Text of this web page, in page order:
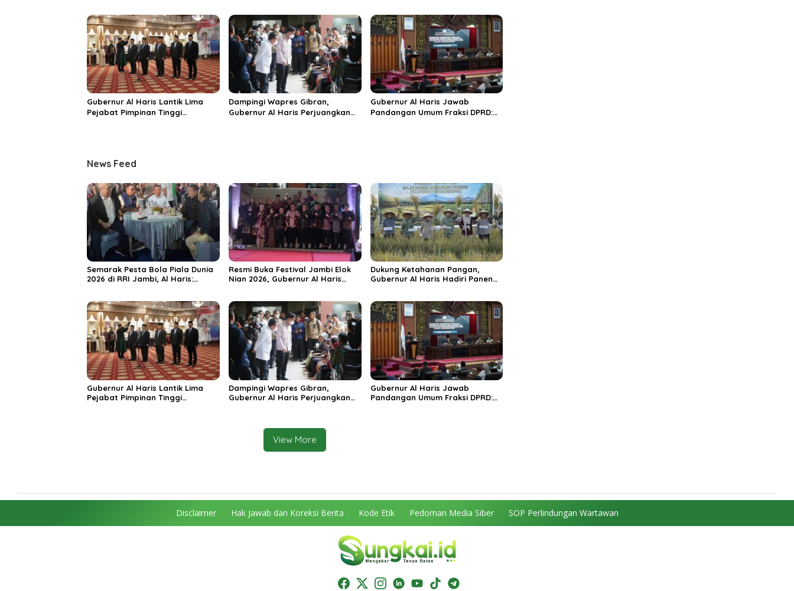
Rakyat
Destinasi Wisata Budaya
Unggulan
Tanjungjabung Timur
Gubernur Al Haris Lantik Lima
Pejabat Pimpinan Tinggi
Dampingi Wapres Gibran,
Gubernur Al Haris Perjuangkan
Gubernur Al Haris Jawab
Pandangan Umum Fraksi DPRD:
News Feed
Semarak Pesta Bola Piala Dunia
2026 di RRI Jambi, Al Haris:
Resmi Buka Festival Jambi Elok
Nian 2026, Gubernur Al Haris
Unggulan
Dukung Ketahanan Pangan,
Gubernur Al Haris Hadiri Panen
Gubernur Al Haris Lantik Lima
Pejabat Pimpinan Tinggi
Dampingi Wapres Gibran,
Gubernur Al Haris Perjuangkan
Gubernur Al Haris Jawab
Pandangan Umum Fraksi DPRD:
View More
Disclaimer Hak Jawab dan Koreksi Berita Kode Etik Pedoman Media Siber SOP Perlindungan Wartawan